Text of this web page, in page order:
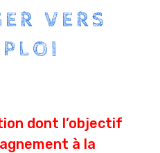
VERS
dont l’objectif
à la